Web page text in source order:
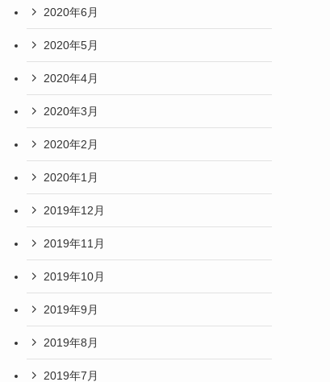
2020年6月
2020年5月
2020年4月
2020年3月
2020年2月
2020年1月
2019年12月
2019年11月
2019年10月
2019年9月
2019年8月
2019年7月